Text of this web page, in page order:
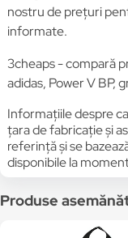
nostru de prețuri
informate.
3cheaps - compară
adidas, Power V BP,
Informațiile despre
țara de fabricație și
referință și se
disponibile la
Produse